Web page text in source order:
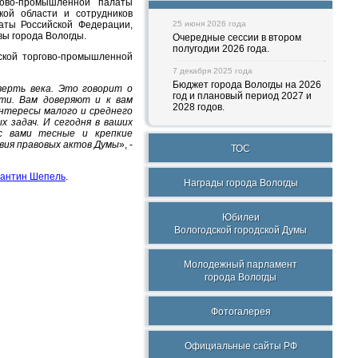
промышленной палаты
области и сотрудников
Российской Федерации,
города Вологды.
торгово-промышленной
века. Это говорит о
Вам доверяют и к вам
малого и среднего
задач. И сегодня в ваших
вами тесные и крепкие
правовых актов Думы», -
Шепель.
25 июня 2026 года
Очередные сессии в втором
полугодии 2026 года.
7 декабря 2025 года
Бюджет города Вологды на 2026
год и плановый период 2027 и
2028 годов.
ТОС
Награды города Вологды
Юбилеи
Вологодской городской Думы
Молодежный парламент
города Вологды
Фотогалерея
Официальные сайты РФ